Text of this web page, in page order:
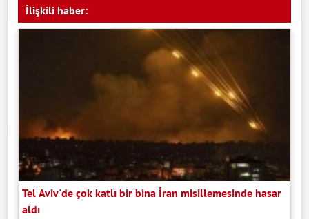
İlişkili haber:
Tel Aviv'de çok katlı bir bina İran misillemesinde hasar
aldı